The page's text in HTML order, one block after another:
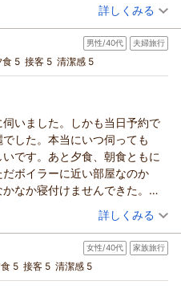
（返信日：2026/01/20）
こと、大変嬉しく拝見いたし
寛ぎいただけましたでしょう
どものこだわりや想いを感じ
の思い出に残るひとときを
られるよう、心を込めて
家族皆さまでお越しください
お待ちしております。
（返信日：2026/01/07）
（投稿日：2025/12/31）
)
呂&無料貸切風呂！バーニャカウダ
朝・夕
からの返信
りがとうございました。
ただき、恐縮しております。
満足いただけたとのお言葉、
きましても「使いきれないほ
みにもなりました。
たとのこと、宿への想いが伝
詳しくみる
男性/40代 夫婦旅行
食 5 接客 5 清潔感 5
いました。しかも当日予約で
でした。本当にいつ伺っても
です。あと夕食、朝食ともに
ボイラーに近い部屋なのか
なか寝付けませんできた。そ
たそのうち行きたいと思いま
（投稿日：2025/12/29）
)
呂&無料貸切風呂！バーニャカウダ
朝・夕
詳しくみる
女性/40代 家族旅行
5 接客 5 清潔感 5